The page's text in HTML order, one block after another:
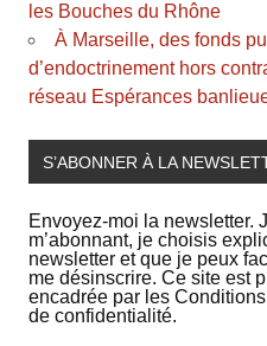
les Bouches du Rhône
À Marseille, des fonds
d’endoctrinement hors
réseau Espérances
S’ABONNER À LA
Envoyez-moi la newsletter.
m’abonnant, je choisis
newsletter et que je peux
me désinscrire. Ce site est
encadrée par les
de confidentialité.